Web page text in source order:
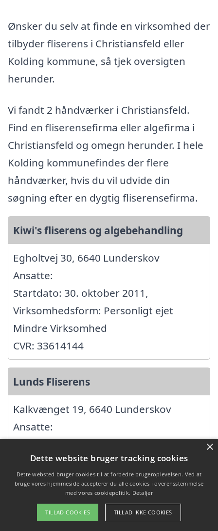
Ønsker du selv at finde en virksomhed der
tilbyder fliserens i Christiansfeld eller
Kolding kommune, så tjek oversigten
herunder.
Vi fandt 2 håndværker i Christiansfeld.
Find en fliserensefirma eller algefirma i
Christiansfeld og omegn herunder. I hele
Kolding kommunefindes der flere
håndværker, hvis du vil udvide din
søgning efter en dygtig fliserensefirma.
Kiwi's fliserens og algebehandling
Egholtvej 30, 6640 Lunderskov
Ansatte:
Startdato: 30. oktober 2011,
Virksomhedsform: Personligt ejet
Mindre Virksomhed
CVR: 33614144
Lunds Fliserens
Kalkvænget 19, 6640 Lunderskov
Ansatte:
Virksomhedsform:
Enkeltmandsvirksomhed
CVR: 44392690
×
Dette website bruger tracking cookies
Dette websted bruger cookies til at forbedre brugeroplevelsen. Ved at
bruge vores hjemmeside accepterer du alle cookies i overensstemmelse
med vores cookiepolitik. Detaljer
TILLAD COOKIES TILLAD IKKE COOKIES